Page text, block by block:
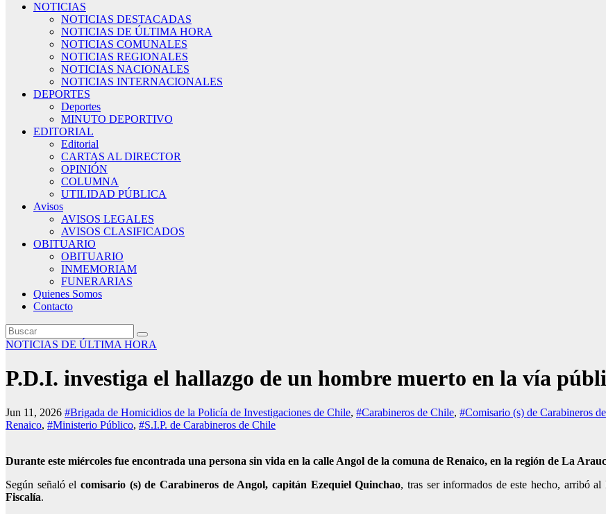
NOTICIAS
NOTICIAS DESTACADAS
NOTICIAS DE ÚLTIMA HORA
NOTICIAS COMUNALES
NOTICIAS REGIONALES
NOTICIAS NACIONALES
NOTICIAS INTERNACIONALES
DEPORTES
Deportes
MINUTO DEPORTIVO
EDITORIAL
Editorial
CARTAS AL DIRECTOR
OPINIÓN
COLUMNA
UTILIDAD PÚBLICA
Avisos
AVISOS LEGALES
AVISOS CLASIFICADOS
OBITUARIO
OBITUARIO
INMEMORIAM
FUNERARIAS
Quienes Somos
Contacto
NOTICIAS DE ÚLTIMA HORA
P.D.I. investiga el hallazgo de un hombre muerto en la vía
Jun 11, 2026 #Brigada de Homicidios de la Policía de Investigaciones de Chile, #Carabineros de Chile, #Comisario (s) de Carabineros
Renaico, #Ministerio Público, #S.I.P. de Carabineros de Chile
Durante este miércoles fue encontrada una persona sin vida en la calle Angol de la comuna de Renaico, en la región de La
Según señaló el comisario (s) de Carabineros de Angol, capitán Ezequiel Quinchao, tras ser informados de este hecho, arribó
Fiscalía.